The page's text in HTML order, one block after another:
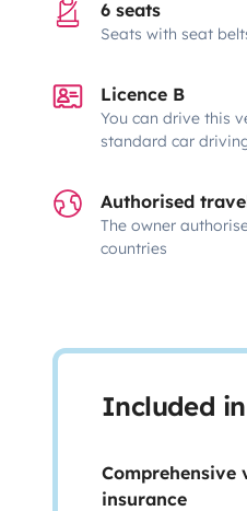
6 seats
Seats with seat
Licence B
You can drive this
standard car
Authorised
The owner
countries
Included
Comprehensive
insurance